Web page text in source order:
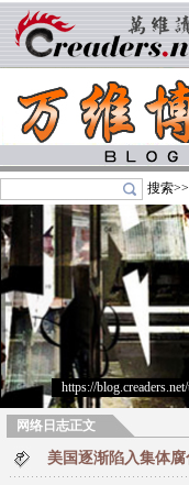
搜索>>
https://
网络日志正文
美国逐渐陷入集体